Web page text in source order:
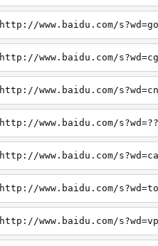
http://www.baidu.com/
http://www.baidu.com/
http://www.baidu.com/
http://www.baidu.com/
http://www.baidu.com/
http://www.baidu.com/
http://www.baidu.com/